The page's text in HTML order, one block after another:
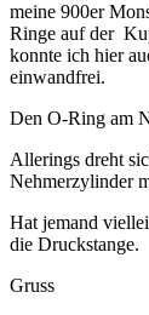
meine 900er
Ringe auf der
konnte ich hier
einwandfrei.
Den O-Ring am
Allerings dreht
Nehmerzylinder
Hat jemand
die Druckstange.
Gruss